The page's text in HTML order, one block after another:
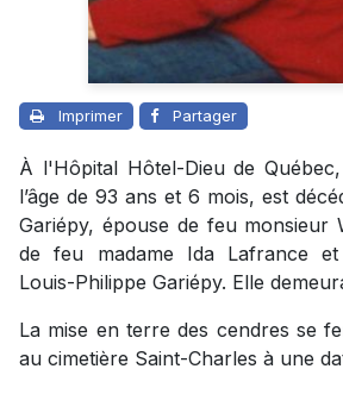
Imprimer Partager
À l'Hôpital Hôtel-Dieu de
l’âge de 93 ans et 6 mois, est
Gariépy, épouse de feu monsieur
de feu madame Ida Lafrance
Louis-Philippe Gariépy. Elle
La mise en terre des cendres se
au cimetière Saint-Charles à une